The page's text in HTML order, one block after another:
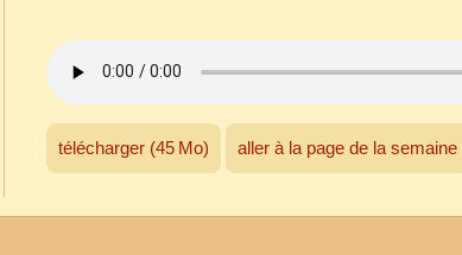
télécharger (45 Mo) aller à la page de la semaine